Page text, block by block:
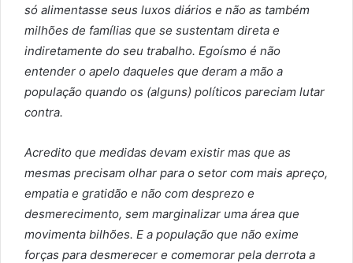
só alimentasse seus luxos diários e não as também
milhões de famílias que se sustentam direta e
indiretamente do seu trabalho. Egoísmo é não
entender o apelo daqueles que deram a mão a
população quando os (alguns) políticos pareciam lutar
contra.
Acredito que medidas devam existir mas que as
mesmas precisam olhar para o setor com mais apreço,
empatia e gratidão e não com desprezo e
desmerecimento, sem marginalizar uma área que
movimenta bilhões. E a população que não exime
forças para desmerecer e comemorar pela derrota a